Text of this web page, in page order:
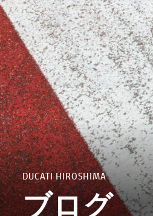
DUCATI HIROSHIMA
ブログ